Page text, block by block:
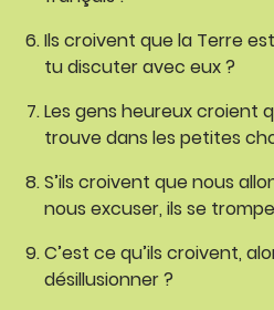
Ils croivent que la Terre
tu discuter avec eux ?
Les gens heureux croient
trouve dans les petites
S’ils croivent que nous
nous excuser, ils se
C’est ce qu’ils croivent,
désillusionner ?